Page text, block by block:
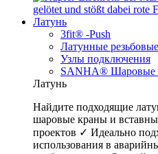
Латунь
3fit® -Push
Латунные
Узлы подключения
SANHA® Шаровые
Латунь
Найдите подходящие
шаровые краны и
проектов ✓ Идеально
использования в